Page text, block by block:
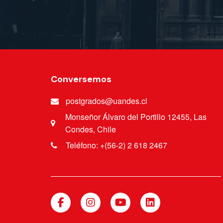
Conversemos
postgrados@uandes.cl
Monseñor Álvaro del Portillo 12455, Las
Condes, Chile
Teléfono: +(56-2) 2 618 2467